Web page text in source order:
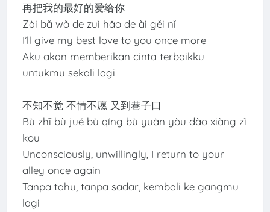
再把我的最好的爱给你
Zài bǎ wǒ de zuì hǎo de ài gěi nǐ
I’ll give my best love to you once more
Aku akan memberikan cinta terbaikku
untukmu sekali lagi
不知不觉 不情不愿 又到巷子口
Bù zhī bù jué bù qíng bù yuàn yòu dào xiàng zǐ
kou
Unconsciously, unwillingly, I return to your
alley once again
Tanpa tahu, tanpa sadar, kembali ke gangmu
lagi